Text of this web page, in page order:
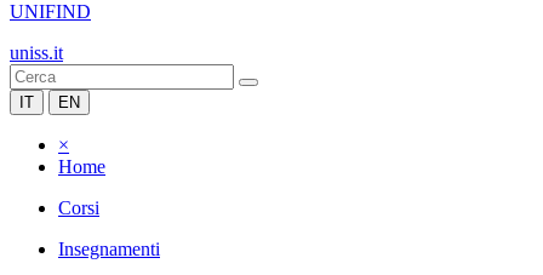
UNIFIND
uniss.it
IT EN
×
Home
Corsi
Insegnamenti